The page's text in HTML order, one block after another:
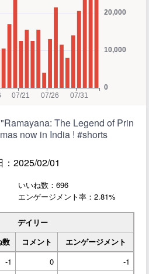
The Legend of Prin
now in India ! #shorts
：2025/02/01
いいね数：696
エンゲージメント率：2.81%
デイリー
数 コメント
エンゲージメント
-1 0
-1